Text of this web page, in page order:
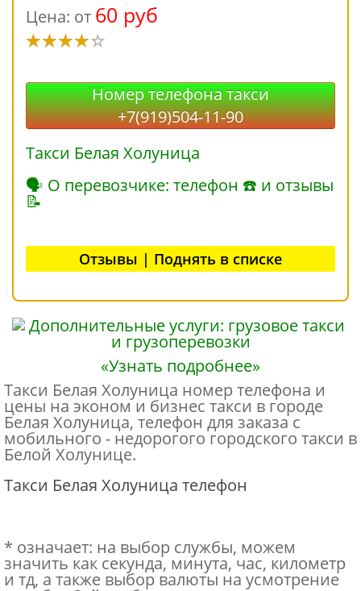
Цена: от 60 руб
Номер телефона такси
+7(919)504-11-90
Такси Белая Холуница
🗣 О перевозчике: телефон ☎ и отзывы
📝
Отзывы | Поднять в списке
«Узнать подробнее»
Такси Белая Холуница номер телефона и
цены на эконом и бизнес такси в городе
Белая Холуница, телефон для заказа с
мобильного - недорогого городского такси в
Белой Холунице.
Такси Белая Холуница телефон
* означает: на выбор службы, можем
значить как секунда, минута, час, километр
и тд, а также выбор валюты на усмотрение